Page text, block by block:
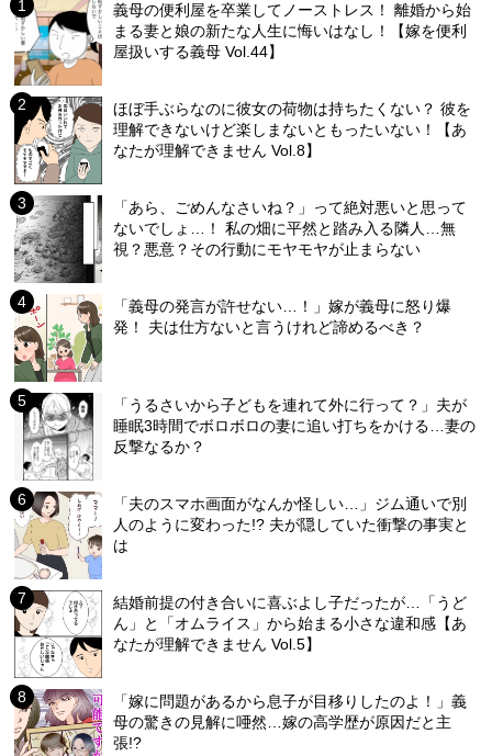
義母の便利屋を卒業してノーストレス！ 離婚から始
まる妻と娘の新たな人生に悔いはなし！【嫁を便利
屋扱いする義母 Vol.44】
ほぼ手ぶらなのに彼女の荷物は持ちたくない？ 彼を
理解できないけど楽しまないともったいない！【あ
なたが理解できません Vol.8】
「あら、ごめんなさいね？」って絶対悪いと思って
ないでしょ…！ 私の畑に平然と踏み入る隣人…無
視？悪意？その行動にモヤモヤが止まらない
「義母の発言が許せない…！」嫁が義母に怒り爆
発！ 夫は仕方ないと言うけれど諦めるべき？
「うるさいから子どもを連れて外に行って？」夫が
睡眠3時間でボロボロの妻に追い打ちをかける…妻の
反撃なるか？
「夫のスマホ画面がなんか怪しい…」ジム通いで別
人のように変わった!? 夫が隠していた衝撃の事実と
は
結婚前提の付き合いに喜ぶよし子だったが…「うど
ん」と「オムライス」から始まる小さな違和感【あ
なたが理解できません Vol.5】
「嫁に問題があるから息子が目移りしたのよ！」義
母の驚きの見解に唖然…嫁の高学歴が原因だと主
張!?